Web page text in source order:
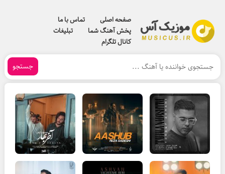
صفحه اصلی
تماس با ما
پخش آهنگ شما
تبلیغات
کانال تلگرام
جستجو